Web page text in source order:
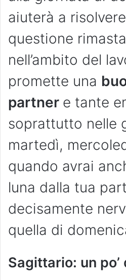
aiuterà a
questione
nell’ambito del
promette una
partner e tante
soprattutto nelle
martedì,
quando avrai
luna dalla tua
decisamente
quella di
Sagittario: un